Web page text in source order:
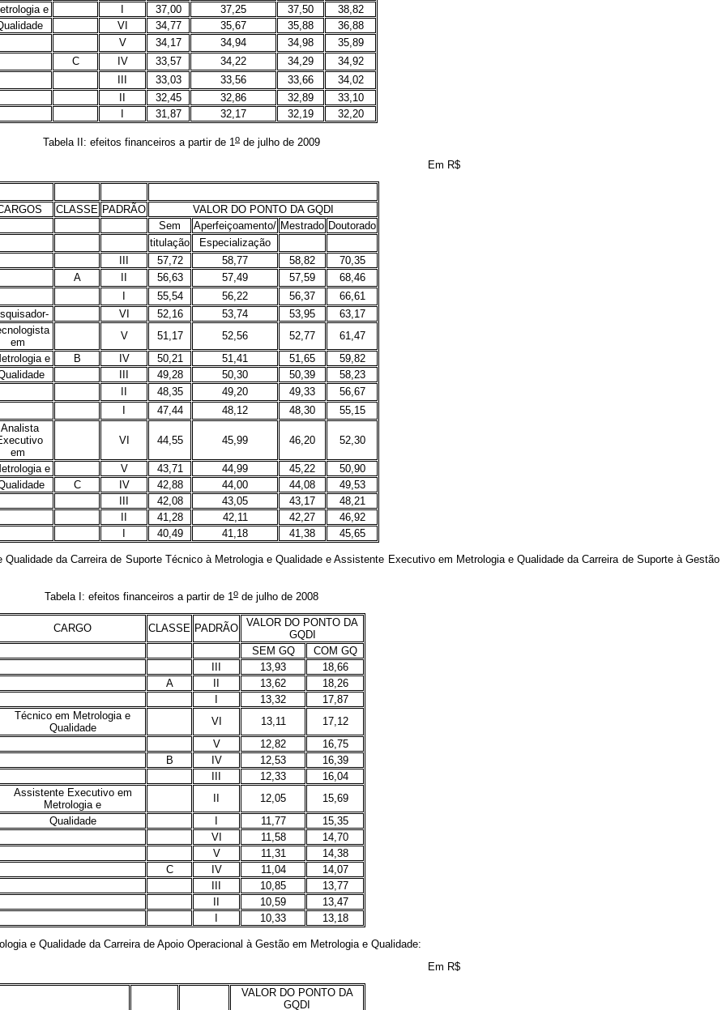
e I 37,00 37,25 37,50
38,82
VI 34,77 35,67 35,88
36,88
V
34,17 34,94 34,98
35,89
C
IV 33,57 34,22 34,29
34,92
III
33,03 33,56 33,66
34,02
II
32,45 32,86 32,89
33,10
I
31,87 32,17 32,19 32,20
Tabela II: efeitos financeiros a partir de 1 o de julho de 2009
Em R$
CLASSE PADRÃO
VALOR DO PONTO DA GQDI
Sem
Aperfeiçoamento/ Mestrado Doutorado
titulação
Especialização
57,72 58,77 58,82
70,35
A
56,63 57,49 57,59
68,46
55,54 56,22 56,37
66,61
VI 52,16 53,74 53,95
63,17
em
V 51,17 52,56 52,77
61,47
e
B IV 50,21 51,41 51,65
59,82
49,28 50,30 50,39
58,23
48,35 49,20 49,33
56,67
47,44 48,12 48,30
55,15
Analista
em
VI 44,55 45,99 46,20 52,30
e V 43,71 44,99 45,22
50,90
C IV 42,88 44,00 44,08
49,53
42,08 43,05 43,17
48,21
41,28 42,11 42,27
46,92
40,49 41,18 41,38 45,65
da Carreira de Suporte Técnico à Metrologia e Qualidade e Assistente Executivo em Metrologia e Qualidade da Carreira de Suporte à Gestão
Tabela I: efeitos financeiros a partir de 1o de julho de 2008
CARGO CLASSE PADRÃO
VALOR DO PONTO DA
GQDI
SEM GQ
COM GQ
13,93
18,66
A
13,62
18,26
13,32
17,87
Técnico em Metrologia e
Qualidade
VI 13,11
17,12
V
12,82
16,75
B
IV 12,53
16,39
12,33
16,04
Assistente Executivo em
Metrologia e
12,05
15,69
Qualidade
11,77
15,35
VI
11,58
14,70
V
11,31
14,38
C
IV 11,04
14,07
10,85
13,77
10,59
13,47
10,33 13,18
e Qualidade da Carreira de Apoio Operacional à Gestão em Metrologia e Qualidade:
Em R$
VALOR DO PONTO DA
GQDI